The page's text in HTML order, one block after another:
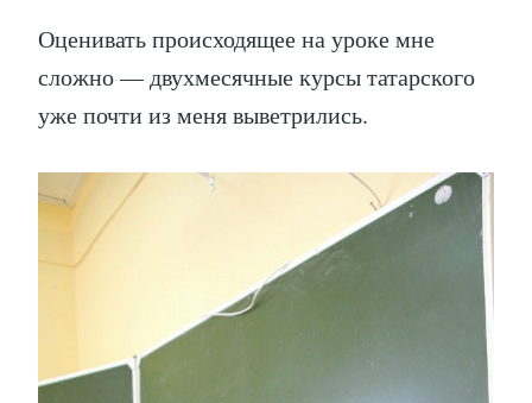
Оценивать происходящее на уроке мне
сложно — двухмесячные курсы татарского
уже почти из меня выветрились.